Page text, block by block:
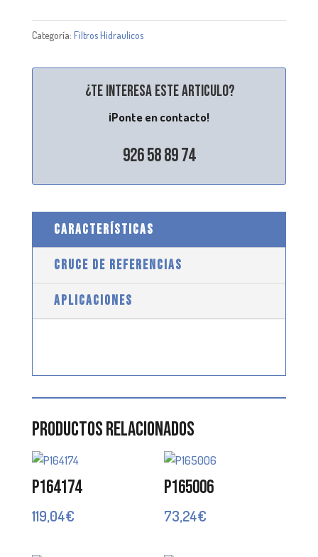
Categoría: Filtros Hidraulicos
¿Te interesa este articulo?
¡Ponte en contacto!
926 58 89 74
CARACTERÍSTICAS
CRUCE DE REFERENCIAS
APLICACIONES
Productos relacionados
P164174
119,04€
P165006
73,24€